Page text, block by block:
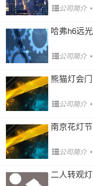
公司简介 •
哈弗h6远
公司简介 •
熊猫灯会
公司简介 •
南京花灯
公司简介 •
二人转观